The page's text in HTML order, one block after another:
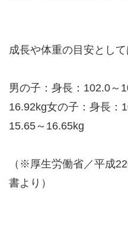
成長や体重の目安として
男の子：身長：102.0～
16.92kg女の子：身長：
15.65～16.65kg
（※厚生労働省／平成
書より）